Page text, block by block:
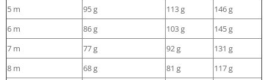
5 m
95 g 113 g
146 g
6 m
86 g 103 g
145 g
7 m
77 g 92 g
131 g
8 m
68 g 81 g
117 g